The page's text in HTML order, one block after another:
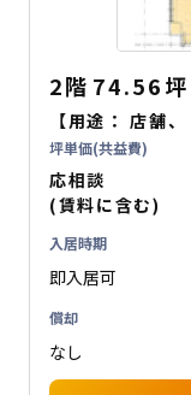
2階 74.56坪
【用途：店舗、
坪単価(共益費)
応相談
(賃料に含む)
入居時期
即入居可
償却
なし